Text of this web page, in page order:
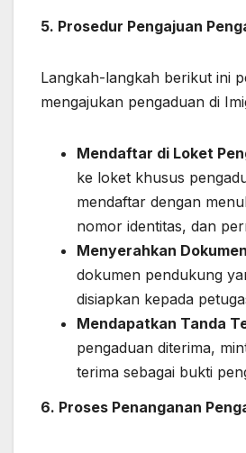
5. Prosedur Pengajuan
Langkah-langkah berikut ini
mengajukan pengaduan di
Mendaftar di Loket
ke loket khusus
mendaftar dengan
nomor identitas, dan
Menyerahkan Dokumen
dokumen pendukung
disiapkan kepada
Mendapatkan Tanda
pengaduan diterima,
terima sebagai bukti
6. Proses Penanganan